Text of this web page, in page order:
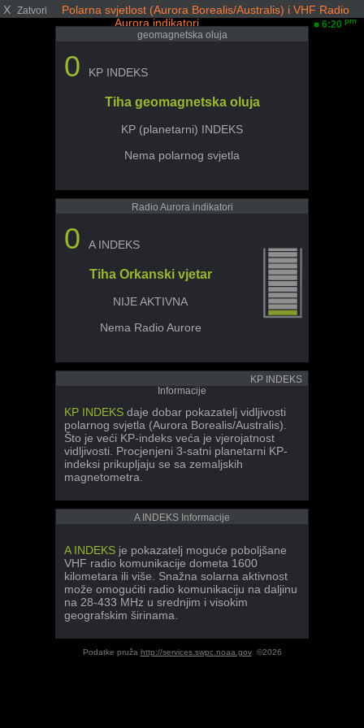
X Zatvori
Polarna svjetlost (Aurora Borealis/Australis) i VHF Radio
Aurora indikatori
6:20 pm
geomagnetska oluja
0 KP INDEKS
Tiha geomagnetska oluja
KP (planetarni) INDEKS
Nema polarnog svjetla
Radio Aurora indikatori
0 A INDEKS
Tiha Orkanski vjetar
NIJE AKTIVNA
Nema Radio Aurore
KP INDEKS
Informacije
KP INDEKS daje dobar pokazatelj vidljivosti
polarnog svjetla (Aurora Borealis/Australis).
Što je veći KP-indeks veća je vjerojatnost
vidljivosti. Procjenjeni 3-satni planetarni KP-
indeksi prikupljaju se sa zemaljskih
magnetometra.
A INDEKS Informacije
A INDEKS je pokazatelj moguće poboljšane
VHF radio komunikacije dometa 1600
kilometara ili više. Snažna solarna aktivnost
može omogućiti radio komunikaciju na daljinu
na 28-433 MHz u srednjim i visokim
geografskim širinama.
Podatke pruža http://services.swpc.noaa.gov©2026